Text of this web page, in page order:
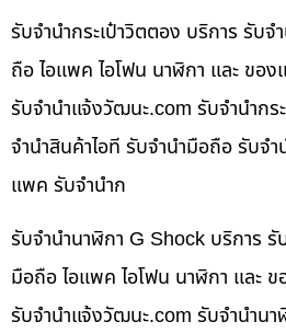
รับจำนำกระเป๋าวิตตอง บริการ รับจ
ถือ ไอแพค ไอโฟน นาฬิกา และ ขอ
รับจํานําแจ้งวัฒนะ.com รับจำนำกร
จำนำสินค้าไอที รับจำนำมือถือ รับจ
แพค รับจำนำก
รับจำนำนาฬิกา G Shock บริการ รั
มือถือ ไอแพค ไอโฟน นาฬิกา และ
รับจํานําแจ้งวัฒนะ.com รับจำนำน